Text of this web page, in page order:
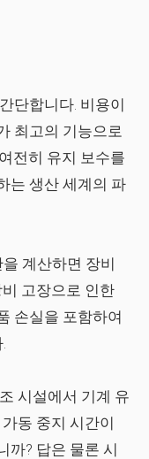
단합니다. 비용이
최고의 기능으로
전히 유지 보수를
는 생산 세계의 파
계산하면 장비
고장으로 인한
손실을 포함하여
시설에서 기계 유
동 중지 시간이
까? 답은 물론 시